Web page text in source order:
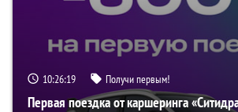
10:26:18 Получи первым!
Первая поездка от каршеринга